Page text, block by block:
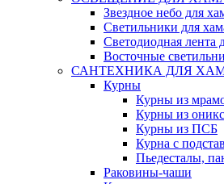
Звездное небо для
Светильники для
Светодиодная лента
Восточные
САНТЕХНИКА ДЛЯ
Курны
Курны из
Курны из
Курны из ПСБ
Курна с
Пьедесталы,
Раковины-чаши